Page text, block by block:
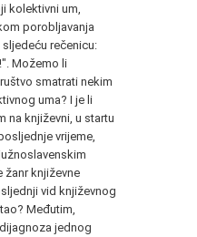
kolektivni um,
porobljavanja
rečenicu:
Možemo li
smatrati nekim
uma? I je li
na književni, u startu
vrijeme,
žanr književne
vid književnog
Međutim,
jednog